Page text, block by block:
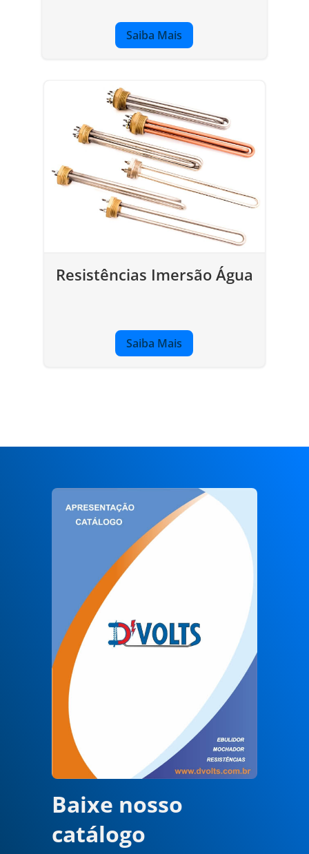
Saiba Mais
Resistências Imersão Água
Saiba Mais
Baixe nosso
catálogo